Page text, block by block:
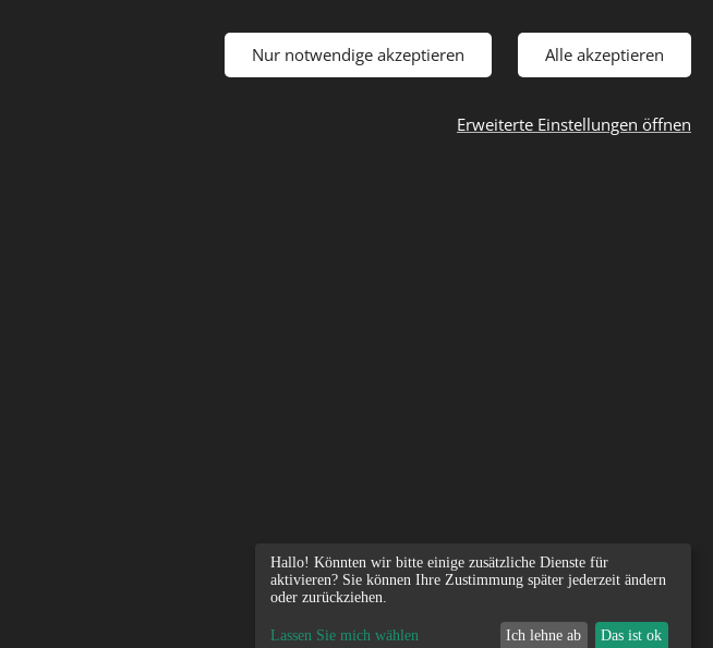
Nur notwendige akzeptieren Alle akzeptieren
Erweiterte Einstellungen öffnen
Hallo! Könnten wir bitte einige zusätzliche Dienste für
aktivieren? Sie können Ihre Zustimmung später jederzeit ändern
oder zurückziehen.
Lassen Sie mich wählen Ich lehne ab Das ist ok